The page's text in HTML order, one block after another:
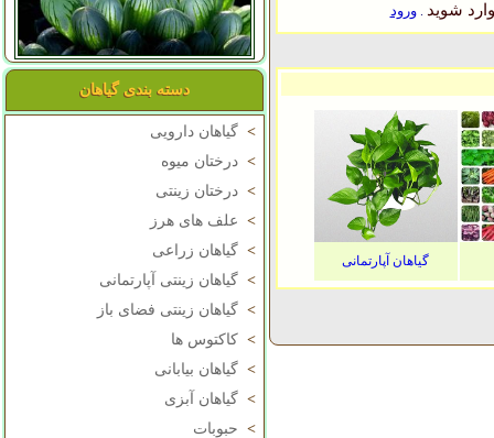
دسته بندی گیاهان
> گیاهان دارویی
> درختان میوه
> درختان زینتی
> علف های هرز
> گیاهان زراعی
> گیاهان زینتی آپارتمانی
> گیاهان زینتی فضای باز
> کاکتوس ها
> گیاهان بیابانی
> گیاهان آبزی
> حبوبات
شوید .ورود
گیاهان آپارتمانی